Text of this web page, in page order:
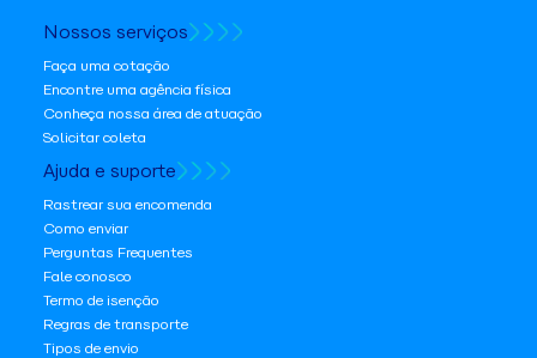
Nossos serviços
Faça uma cotação
Encontre uma agência física
Conheça nossa área de atuação
Solicitar coleta
Ajuda e suporte
Rastrear sua encomenda
Como enviar
Perguntas Frequentes
Fale conosco
Termo de isenção
Regras de transporte
Tipos de envio